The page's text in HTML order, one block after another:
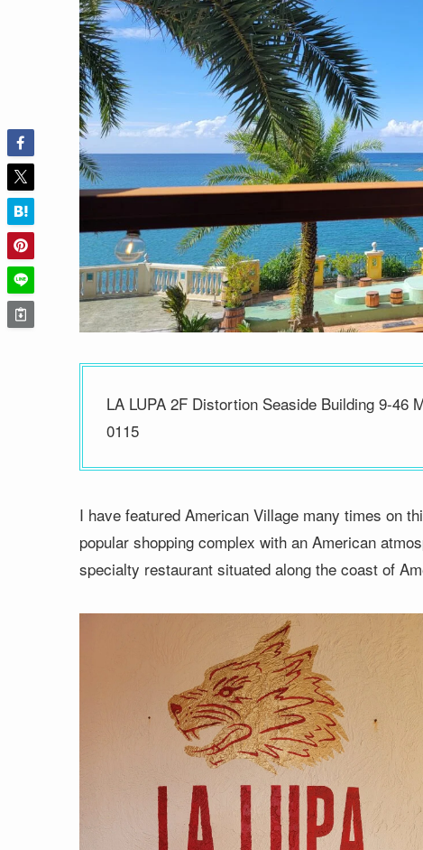
LA LUPA 2F Distortion Seaside Building 9-46
0115
I have featured American Village many times on
popular shopping complex with an American
specialty restaurant situated along the coast of